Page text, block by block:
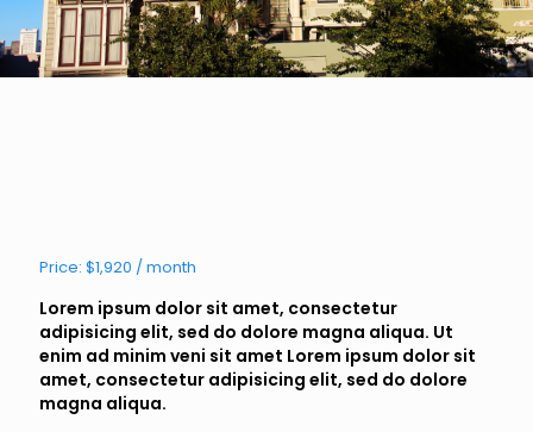
Price: $1,920 / month
Lorem ipsum dolor sit amet, consectetur
adipisicing elit, sed do dolore magna aliqua. Ut
enim ad minim veni sit amet Lorem ipsum dolor sit
amet, consectetur adipisicing elit, sed do dolore
magna aliqua.